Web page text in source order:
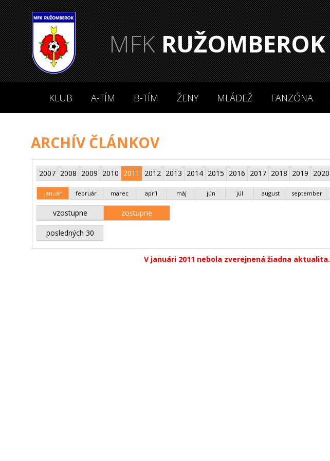
MFKRUŽOMBEROK
KLUB A-TÍM B-TÍM ŽENY MLÁDEŽ FANZÓNA
ARCHÍV ČLÁNKOV
2007 2008 2009 2010 2011 2012 2013 2014 2015 2016 2017 2018 2019 2020
január február marec apríl máj jún júl august september
vzostupne zostupne
posledných 30
V januári 2011 nebola zverejnená žiadna aktualita.